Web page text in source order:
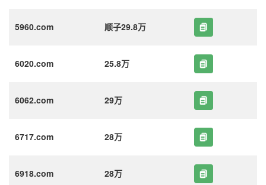
5960.com 顺子29.8万
6020.com 25.8万
6062.com 29万
6717.com 28万
6918.com 28万